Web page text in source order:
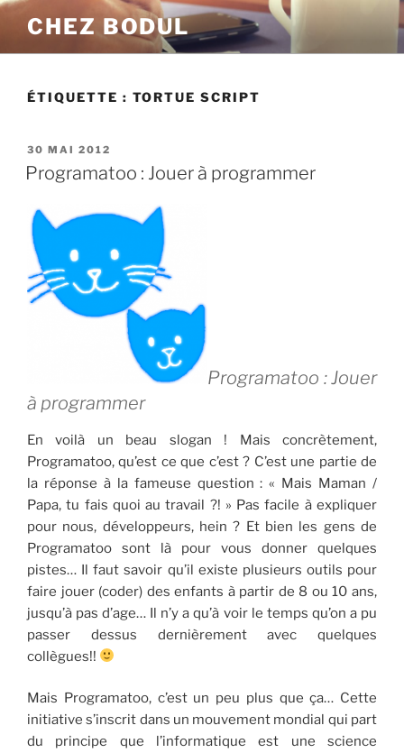
Aller
contenu
CHEZ BODUL
ÉTIQUETTE : TORTUE SCRIPT
PUBLIÉ
LE
30 MAI 2012
Programatoo : Jouer à programmer
Programatoo : Jouer
à programmer
En voilà un beau slogan ! Mais concrètement,
Programatoo, qu’est ce que c’est ? C’est une partie de
la réponse à la fameuse question : « Mais Maman /
Papa, tu fais quoi au travail ?! » Pas facile à expliquer
pour nous, développeurs, hein ? Et bien les gens de
Programatoo sont là pour vous donner quelques
pistes… Il faut savoir qu’il existe plusieurs outils pour
faire jouer (coder) des enfants à partir de 8 ou 10 ans,
jusqu’à pas d’age… Il n’y a qu’à voir le temps qu’on a pu
passer dessus dernièrement avec quelques
collègues!!
Mais Programatoo, c’est un peu plus que ça… Cette
initiative s’inscrit dans un mouvement mondial qui part
du principe que l’informatique est une science